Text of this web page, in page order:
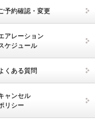
ご予約確認・変更
アレーション
ケジュール
くある質問
ャンセル
リシー